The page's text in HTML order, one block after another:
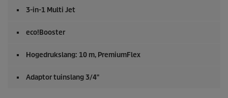
3-in-1 Multi Jet
eco!Booster
Hogedrukslang: 10 m, PremiumFlex
Adaptor tuinslang 3/4"